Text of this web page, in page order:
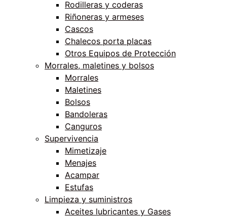
Rodilleras y coderas
Riñoneras y armeses
Cascos
Chalecos porta placas
Otros Equipos de Protección
Morrales, maletines y bolsos
Morrales
Maletines
Bolsos
Bandoleras
Canguros
Supervivencia
Mimetizaje
Menajes
Acampar
Estufas
Limpieza y suministros
Aceites lubricantes y Gases